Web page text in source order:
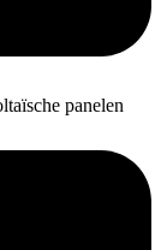
panelen